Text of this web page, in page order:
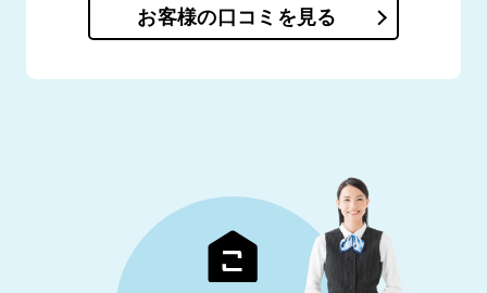
お客様の口コミを見る